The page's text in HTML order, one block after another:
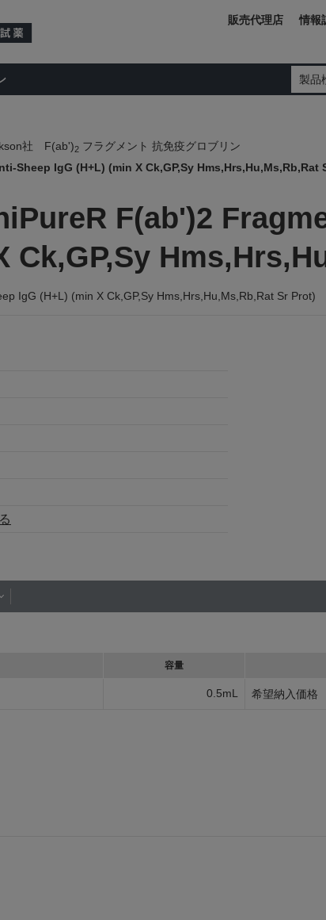
製品
販売代理店 情報
社 F(ab')2 フラグメント 抗免疫グロブリン
Sheep IgG (H+L) (min X Ck,GP,Sy Hms,Hrs,Hu,Ms,Rb,Rat
F(ab')2
Ck,GP,Sy
IgG (H+L) (min X Ck,GP,Sy Hms,Hrs,Hu,Ms,Rb,Rat Sr Prot)
容量
0.5mL 希望納入価格